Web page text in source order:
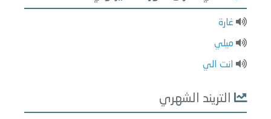
غارة
ميلي
انت الي
التريند الشهري